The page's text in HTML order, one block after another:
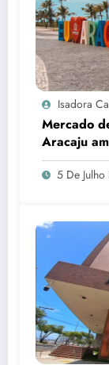
Isadora
Mercado
Aracaju
formais
5 De